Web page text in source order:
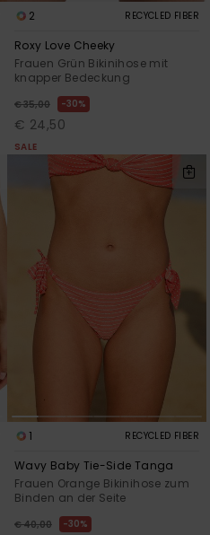
2 RECYCLED FIBER
Roxy Love Cheeky
Frauen Grün Bikinihose mit
knapper Bedeckung
€ 35,00 30%
€ 24,50
SALE
1 RECYCLED FIBER
Wavy Baby Tie-Side Tanga
Frauen Orange Bikinihose zum
Binden an der Seite
€ 40,00 30%